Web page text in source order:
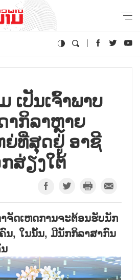
ເປັນເຈົ້າພາບ
າກິລາຫຼາຍ
ຍ່ທີ່ສຸດຢູ່ ອາຊີ
ສ່ຽງໃຕ້
ຈັດເຫດການຈະຕ້ອນຮັບນັກ
ນ, ໃນນັ້ນ, ມີນັກກິລາສາກົນ